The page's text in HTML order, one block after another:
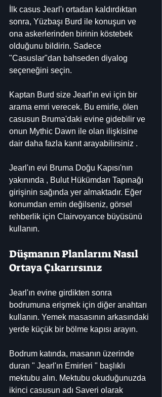
İlk casus Jearl'ı ortadan kaldırdıktan
sonra, Yüzbaşı Burd ile konuşun ve
ona askerlerinden birinin köstebek
olduğunu bildirin. Sadece
"Casuslar"dan bahseden diyalog
seçeneğini seçin.
Kaptan Burd size Jearl'ın evi için bir
arama emri verecek. Bu emirle, ölen
casusun Bruma'daki evine gidebilir ve
onun Mythic Dawn ile olan ilişkisine
dair daha fazla kanıt arayabilirsiniz .
Jearl'ın evi Bruma Doğu Kapısı'nın
yakınında , Bulut Hükümdarı Tapınağı
girişinin sağında yer almaktadır. Eğer
konumdan emin değilseniz, görsel
rehberlik için Clairvoyance büyüsünü
kullanın.
Düşmanın Planlarını Nasıl
Ortaya Çıkarırsınız
Jearl'ın evine girdikten sonra
bodrumuna erişmek için diğer anahtarı
kullanın. Yemek masasının arkasındaki
yerde küçük bir bölme kapısı arayın.
Bodrum katında, masanın üzerinde
duran " Jearl'ın Emirleri " başlıklı
mektubu alın. Mektubu okuduğunuzda
ikinci casusun adı Saveri olarak